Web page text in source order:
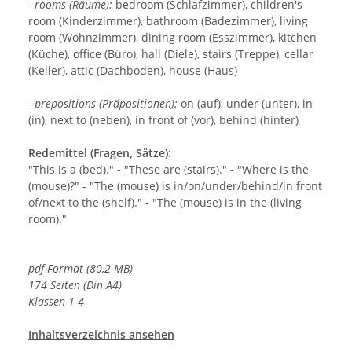
- rooms (Räume): bedroom (Schlafzimmer), children's
room (Kinderzimmer), bathroom (Badezimmer), living
room (Wohnzimmer), dining room (Esszimmer), kitchen
(Küche), office (Büro), hall (Diele), stairs (Treppe), cellar
(Keller), attic (Dachboden), house (Haus)
- prepositions (Präpositionen): on (auf), under (unter), in
(in), next to (neben), in front of (vor), behind (hinter)
Redemittel (Fragen, Sätze):
"This is a (bed)." - "These are (stairs)." - "Where is the
(mouse)?" - "The (mouse) is in/on/under/behind/in front
of/next to the (shelf)." - "The (mouse) is in the (living
room)."
pdf-Format (80,2 MB)
174 Seiten (Din A4)
Klassen 1-4
Inhaltsverzeichnis ansehen